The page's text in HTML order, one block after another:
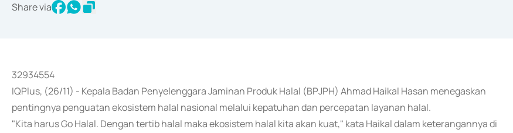
Share via
32934554
IQPlus, (26/11) - Kepala Badan Penyelenggara Jaminan Produk Halal (BPJPH) Ahmad Haikal Hasan menegaskan
pentingnya penguatan ekosistem halal nasional melalui kepatuhan dan percepatan layanan halal.
"Kita harus Go Halal. Dengan tertib halal maka ekosistem halal kita akan kuat," kata Haikal dalam keterangannya di